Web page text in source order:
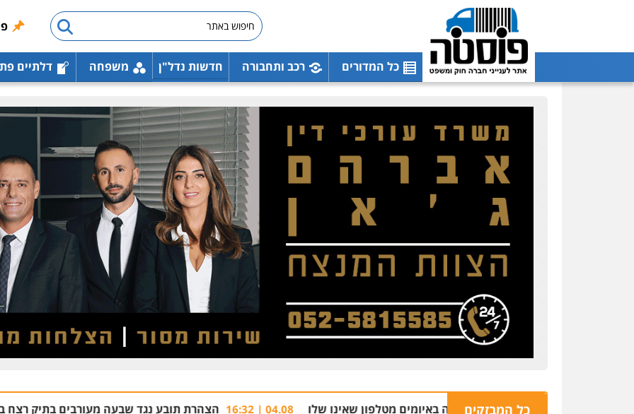
כל המדורים רכב ותחבורה חדשות נדל"ן משפחה דלתיים
כל המבזקים 04.08 | 16:32 הצהרת תובע נגד שבעה מעורבים בתיק רצח בניהו רזי